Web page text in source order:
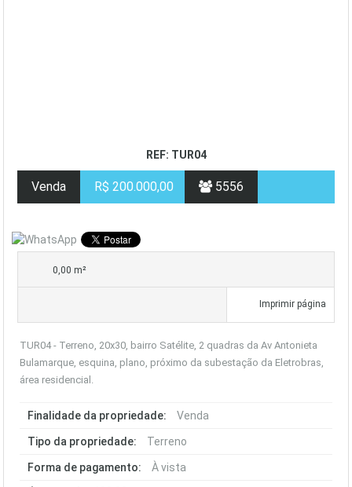
REF: TUR04
Venda R$ 200.000,00 5556
0,00 m²
Imprimir página
TUR04 - Terreno, 20x30, bairro Satélite, 2 quadras da Av Antonieta
Bulamarque, esquina, plano, próximo da subestação da Eletrobras,
área residencial.
Finalidade da propriedade: Venda
Tipo da propriedade: Terreno
Forma de pagamento: À vista